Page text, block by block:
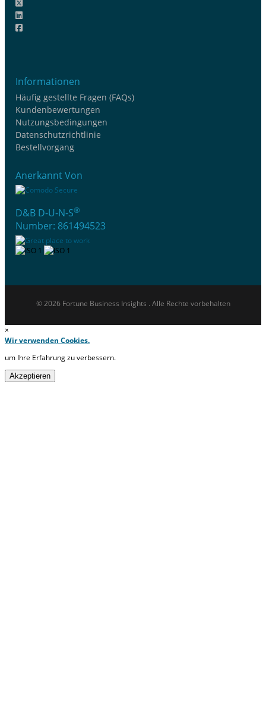
Informationen
Häufig gestellte Fragen (FAQs)
Kundenbewertungen
Nutzungsbedingungen
Datenschutzrichtlinie
Bestellvorgang
Anerkannt Von
D&B D-U-N-S®
Number: 861494523
© 2026 Fortune Business Insights . Alle Rechte vorbehalten
×
Wir verwenden Cookies.
um Ihre Erfahrung zu verbessern.
Akzeptieren